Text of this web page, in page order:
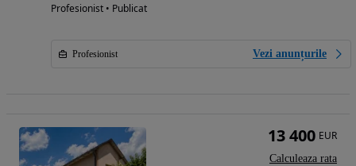
Profesionist • Publicat
Profesionist Vezi anunțurile
13 400 EUR
Calculeaza rata